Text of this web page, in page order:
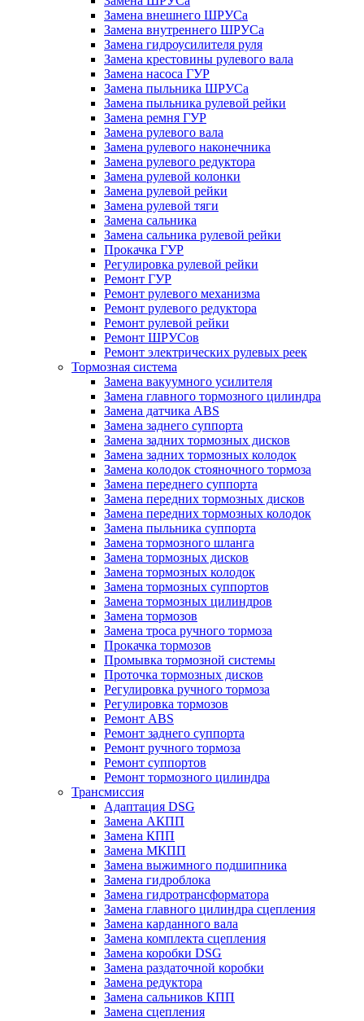
Замена внешнего ШРУСа
Замена внутреннего ШРУСа
Замена гидроусилителя руля
Замена крестовины рулевого вала
Замена насоса ГУР
Замена пыльника ШРУСа
Замена пыльника рулевой рейки
Замена ремня ГУР
Замена рулевого вала
Замена рулевого наконечника
Замена рулевого редуктора
Замена рулевой колонки
Замена рулевой рейки
Замена рулевой тяги
Замена сальника
Замена сальника рулевой рейки
Прокачка ГУР
Регулировка рулевой рейки
Ремонт ГУР
Ремонт рулевого механизма
Ремонт рулевого редуктора
Ремонт рулевой рейки
Ремонт ШРУСов
Ремонт электрических рулевых реек
Тормозная система
Замена вакуумного усилителя
Замена главного тормозного цилиндра
Замена датчика ABS
Замена заднего суппорта
Замена задних тормозных дисков
Замена задних тормозных колодок
Замена колодок стояночного тормоза
Замена переднего суппорта
Замена передних тормозных дисков
Замена передних тормозных колодок
Замена пыльника суппорта
Замена тормозного шланга
Замена тормозных дисков
Замена тормозных колодок
Замена тормозных суппортов
Замена тормозных цилиндров
Замена тормозов
Замена троса ручного тормоза
Прокачка тормозов
Промывка тормозной системы
Проточка тормозных дисков
Регулировка ручного тормоза
Регулировка тормозов
Ремонт ABS
Ремонт заднего суппорта
Ремонт ручного тормоза
Ремонт суппортов
Ремонт тормозного цилиндра
Трансмиссия
Адаптация DSG
Замена АКПП
Замена КПП
Замена МКПП
Замена выжимного подшипника
Замена гидроблока
Замена гидротрансформатора
Замена главного цилиндра сцепления
Замена карданного вала
Замена комплекта сцепления
Замена коробки DSG
Замена раздаточной коробки
Замена редуктора
Замена сальников КПП
Замена сцепления